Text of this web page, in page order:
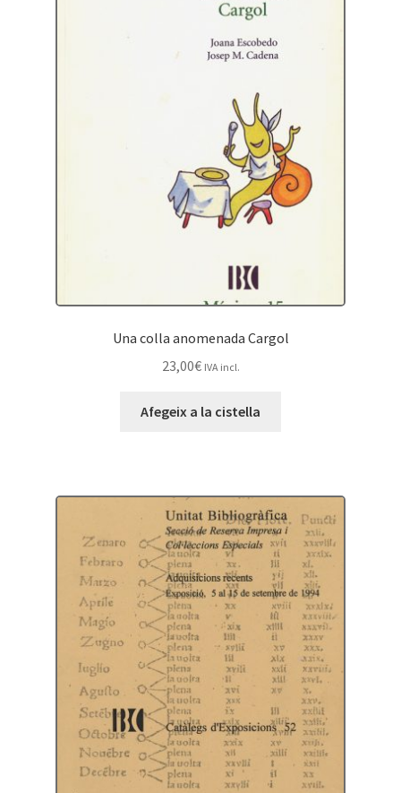
Una colla anomenada Cargol
23,00€ IVA incl.
Afegeix a la cistella